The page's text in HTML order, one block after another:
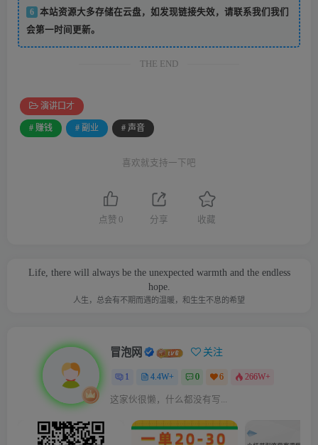
6
本站资源大多存储在云盘，如发现链接失效，请联系我们我们
会第一时间更新。
THE END
演讲口才
# 赚钱 # 副业 # 声音
喜欢就支持一下吧
点赞 0 分享 收藏
Life, there will always be the unexpected warmth and the endless
hope.
人生，总会有不期而遇的温暖，和生生不息的希望
冒泡网 关注
1 4.4W+ 0 6 266W+
这家伙很懒，什么都没有写...